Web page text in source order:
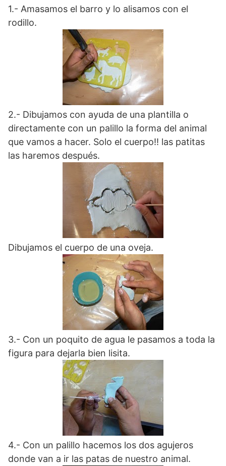
1.- Amasamos el barro y lo alisamos con el
rodillo.
2.- Dibujamos con ayuda de una plantilla o
directamente con un palillo la forma del animal
que vamos a hacer. Solo el cuerpo!! las patitas
las haremos después.
Dibujamos el cuerpo de una oveja.
3.- Con un poquito de agua le pasamos a toda la
figura para dejarla bien lisita.
4.- Con un palillo hacemos los dos agujeros
donde van a ir las patas de nuestro animal.